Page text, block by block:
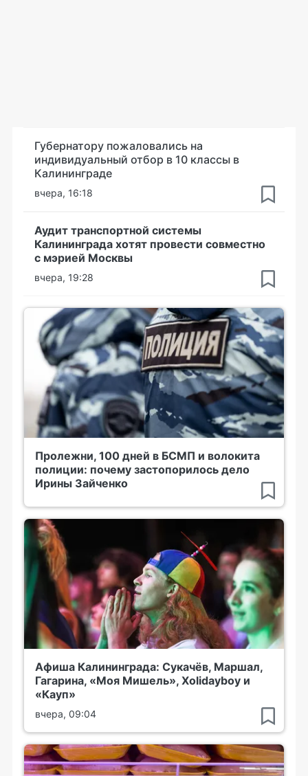
Губернатору пожаловались на
индивидуальный отбор в 10 классы в
Калининграде
вчера, 16:18
Аудит транспортной системы
Калининграда хотят провести совместно
с мэрией Москвы
вчера, 19:28
Пролежни, 100 дней в БСМП и волокита
полиции: почему застопорилось дело
Ирины Зайченко
Афиша Калининграда: Сукачёв, Маршал,
Гагарина, «Моя Мишель», Xolidayboy и
«Кауп»
вчера, 09:04